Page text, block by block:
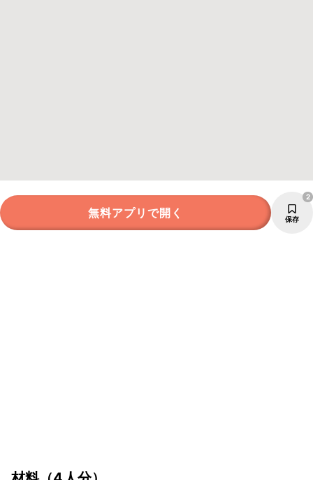
無料アプリで開く 保存
2